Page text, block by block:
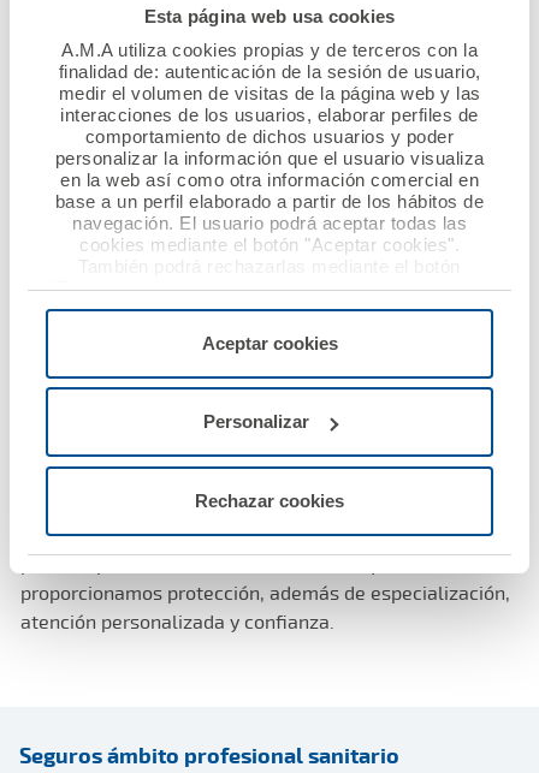
Esta página web usa cookies
A.M.A utiliza cookies propias y de terceros con la
finalidad de: autenticación de la sesión de usuario,
medir el volumen de visitas de la página web y las
interacciones de los usuarios, elaborar perfiles de
comportamiento de dichos usuarios y poder
personalizar la información que el usuario visualiza
en la web así como otra información comercial en
base a un perfil elaborado a partir de los hábitos de
navegación. El usuario podrá aceptar todas las
cookies mediante el botón "Aceptar cookies".
También podrá rechazarlas mediante el botón
"Rechazar", donde se rechazarán todas las cookies
menos las necesarias para permitir el acceso a los
configurarlas usando el botón “Personalizar".
Aceptar cookies
Personalizar
Rechazar cookies
expender recetas electrónicas por fallos eléctricos o
problemas en el funcionamiento de internet, además de
garantizar gastos fijos por paralización de la actividad.
Estas pólizas incluyen también las coberturas básicas
de daños por agua mediante la reparación y desatasco
de tuberías, los desperfectos ocasionados en las
fachadas debido a pintadas, inscripciones o pegado de
carteles, así como los originados por vientos iguales o
superiores a 80 kilómetros por hora.
Además, cuenta con el servicio gratuito de ‘manitas para
la oficina de farmacia’, que echa una mano para
cualquier eventualidad como puede ser el cambio de
mobiliario o ayudan para colocar nuevos expositores.
Con el Seguro multirriesgo para Farmacias y
Establecimientos Sanitarios de A.M.A. todo son ventajas
para los profesionales sanitarios, a los que
proporcionamos protección, además de especialización,
atención personalizada y confianza.
Seguros ámbito profesional sanitario